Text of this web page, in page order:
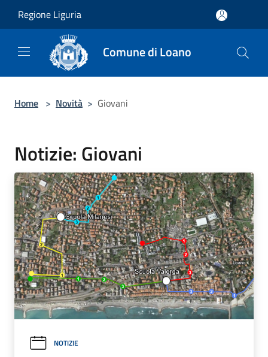
Regione Liguria
Comune di Loano
Home > Novità > Giovani
Notizie: Giovani
NOTIZIE